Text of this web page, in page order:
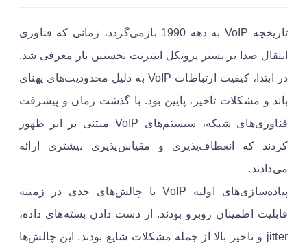
تاریخچه VoIP به دهه 1990 بازمی‌گردد، زمانی که فناوری
انتقال صدا بر بستر پروتکل اینترنت نخستین بار معرفی شد.
در ابتدا، کیفیت ارتباطات VoIP به دلیل محدودیت‌های پهنای
باند و مشکلات تاخیر، پایین بود. با گذشت زمان و پیشرفت
فناوری‌های شبکه، سیستم‌های VoIP مبتنی بر ابر ظهور
کردند که انعطاف‌پذیری و مقیاس‌پذیری بیشتری ارائه
می‌دادند.
پیاده‌سازی‌های اولیه VoIP با چالش‌های جدی در زمینه
قابلیت اطمینان روبرو بودند. از دست دادن بسته‌های داده،
jitter و تاخیر بالا از جمله مشکلات شایع بودند. این چالش‌ها